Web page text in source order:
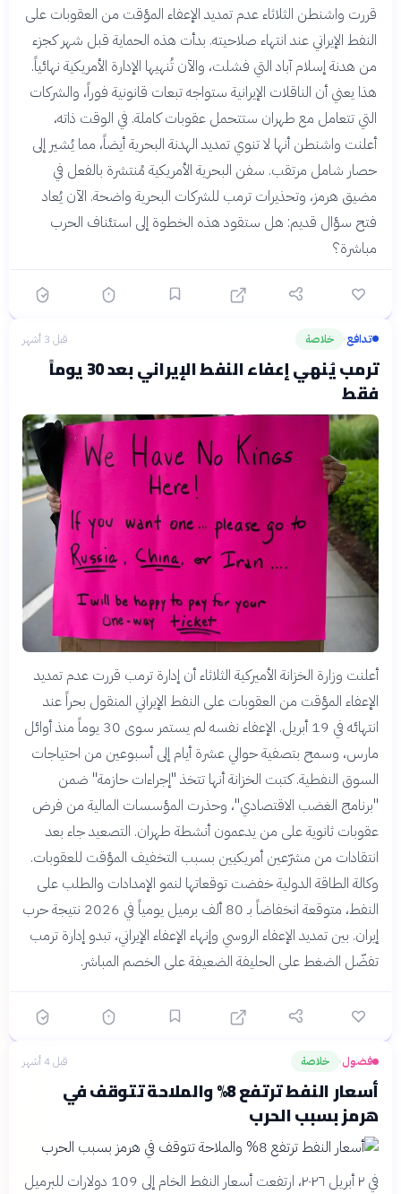
قررت واشنطن الثلاثاء عدم تمديد الإعفاء المؤقت من العقوبات على
النفط الإيراني عند انتهاء صلاحيته. بدأت هذه الحماية قبل شهر كجزء
من هدنة إسلام آباد التي فشلت، والآن تُنهيها الإدارة الأمريكية نهائياً.
هذا يعني أن الناقلات الإيرانية ستواجه تبعات قانونية فوراً، والشركات
التي تتعامل مع طهران ستتحمل عقوبات كاملة. في الوقت ذاته،
أعلنت واشنطن أنها لا تنوي تمديد الهدنة البحرية أيضاً، مما يُشير إلى
حصار شامل مرتقب. سفن البحرية الأمريكية مُنتشرة بالفعل في
مضيق هرمز، وتحذيرات ترمب للشركات البحرية واضحة. الآن يُعاد
فتح سؤال قديم: هل ستقود هذه الخطوة إلى استئناف الحرب
مباشرة؟
تدافع› خلاصة قبل 3 أشهر
ترمب يُنهي إعفاء النفط الإيراني بعد 30 يوماً
فقط
أعلنت وزارة الخزانة الأميركية الثلاثاء أن إدارة ترمب قررت عدم تمديد
الإعفاء المؤقت من العقوبات على النفط الإيراني المنقول بحراً عند
انتهائه في 19 أبريل. الإعفاء نفسه لم يستمر سوى 30 يوماً منذ أوائل
مارس، وسمح بتصفية حوالي عشرة أيام إلى أسبوعين من احتياجات
السوق النفطية. كتبت الخزانة أنها تتخذ "إجراءات حازمة" ضمن
"برنامج الغضب الاقتصادي"، وحذرت المؤسسات المالية من فرض
عقوبات ثانوية على من يدعمون أنشطة طهران. التصعيد جاء بعد
انتقادات من مشرّعين أمريكيين بسبب التخفيف المؤقت للعقوبات.
وكالة الطاقة الدولية خفضت توقعاتها لنمو الإمدادات والطلب على
النفط، متوقعة انخفاضاً بـ 80 ألف برميل يومياً في 2026 نتيجة حرب
إيران. بين تمديد الإعفاء الروسي وإنهاء الإعفاء الإيراني، تبدو إدارة ترمب
تفضّل الضغط على الحليفة الضعيفة على الخصم المباشر.
فضول› خلاصة قبل 4 أشهر
أسعار النفط ترتفع 8% والملاحة تتوقف في
هرمز بسبب الحرب
في ٢ أبريل ٢٠٢٦، ارتفعت أسعار النفط الخام إلى 109 دولارات للبرميل